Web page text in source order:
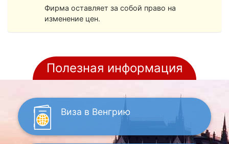
Фирма оставляет за собой право на
изменение цен.
Полезная информация
Виза в Венгрию